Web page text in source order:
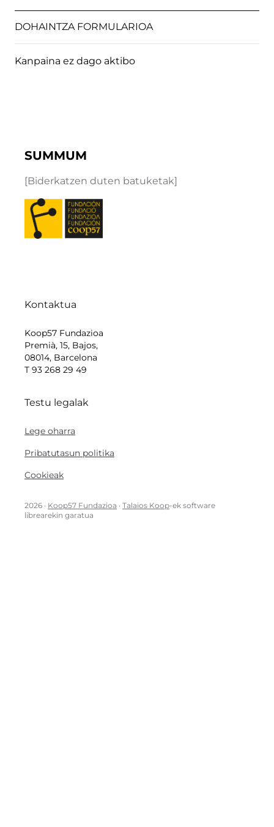
DOHAINTZA FORMULARIOA
Kanpaina ez dago aktibo
SUMMUM
[Biderkatzen duten batuketak]
Kontaktua
Koop57 Fundazioa
Premià, 15, Bajos,
08014, Barcelona
T 93 268 29 49
Testu legalak
Lege oharra
Pribatutasun politika
Cookieak
2026 · Koop57 Fundazioa · Talaios Koop-ek software
librearekin garatua